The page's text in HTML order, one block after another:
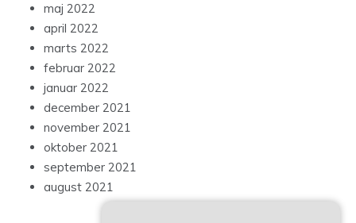
maj 2022
april 2022
marts 2022
februar 2022
januar 2022
december 2021
november 2021
oktober 2021
september 2021
august 2021